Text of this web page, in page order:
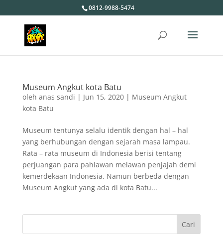
0812-9988-5474
Museum Angkut kota Batu
oleh anas sandi | Jun 15, 2020| Museum Angkut
kota Batu
Museum tentunya selalu identik dengan hal – hal
yang berhubungan dengan sejarah masa lampau.
Rata – rata museum di Indonesia berisi tentang
perjuangan para pahlawan melawan penjajah demi
kemerdekaan Indonesia. Namun berbeda dengan
Museum Angkut yang ada di kota Batu...